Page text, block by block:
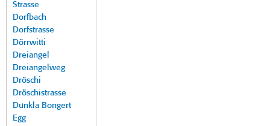
Strasse
Dorfbach
Dorfstrasse
Dörrwitti
Dreiangel
Dreiangelweg
Dröschi
Dröschistrasse
Dunkla Bongert
Egg